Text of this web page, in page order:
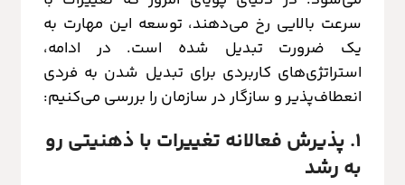
سرعت بالایی رخ می‌دهند، توسعه این مهارت به
یک ضرورت تبدیل شده است. در ادامه،
استراتژی‌های کاربردی برای تبدیل شدن به فردی
انعطاف‌پذیر و سازگار در سازمان را بررسی می‌کنیم:
۱. پذیرش فعالانه تغییرات با ذهنیتی رو
به رشد